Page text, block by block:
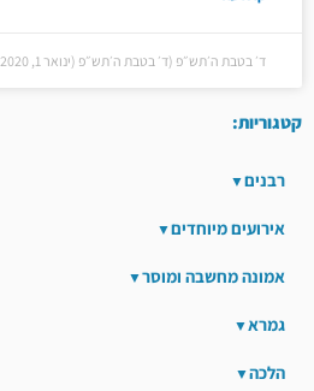
ד׳ בטבת ה׳תש״פ (ד׳ בטבת ה׳תש״פ (ינואר 1, 2020))
קטגוריות:
רבנים
אירועים מיוחדים
אמונה מחשבה ומוסר
גמרא
הלכה